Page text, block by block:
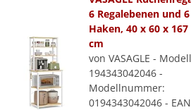
6 Regalebenen und 6
Haken, 40 x 60 x 167
cm
von VASAGLE -
194343042046 -
Modellnummer:
0194343042046 -